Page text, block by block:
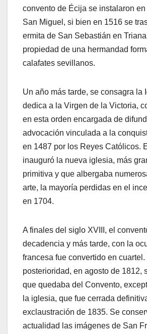
convento de Écija se instalaron
San Miguel, si bien en 1516 se
ermita de San Sebastián en
propiedad de una hermandad
calafates sevillanos.
Un año más tarde, se consagra la
dedica a la Virgen de la Victoria,
en esta orden encargada de
advocación vinculada a la
en 1487 por los Reyes Católicos.
inauguró la nueva iglesia, más
primitiva y que albergaba
arte, la mayoría perdidas en el
en 1704.
A finales del siglo XVIII, el
decadencia y más tarde, con la
francesa fue convertido en cuartel.
posterioridad, en agosto de 1812,
que quedaba del Convento,
la iglesia, que fue cerrada
exclaustración de 1835. Se
actualidad las imágenes de San